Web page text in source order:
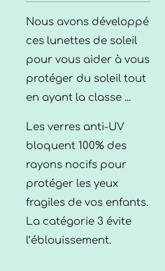
Nous avons développé
ces lunettes de soleil
pour vous aider à vous
protéger du soleil tout
en ayant la classe ...
Les verres anti-UV
bloquent 100% des
rayons nocifs pour
protéger les yeux
fragiles de vos enfants.
La catégorie 3 évite
l’éblouissement.